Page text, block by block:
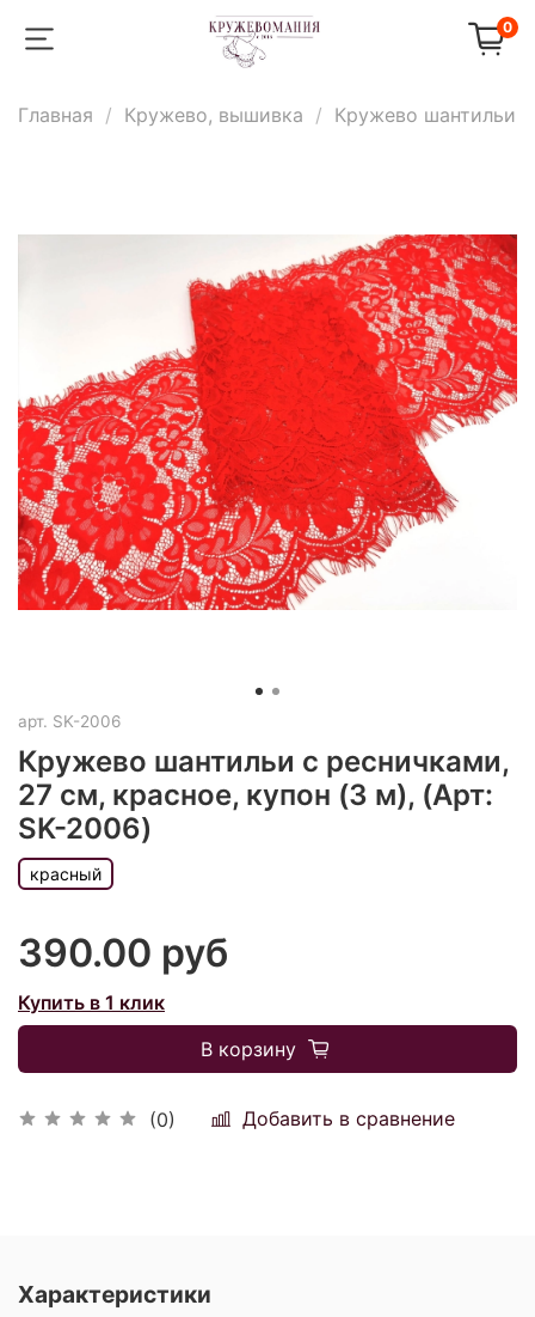
0
Главная Кружево, вышивка Кружево шантильи
арт. SK-2006
Кружево шантильи с ресничками,
27 см, красное, купон (3 м), (Арт:
SK-2006)
(0) Добавить в сравнение
красный
390.00 руб
Купить в 1 клик
В корзину
Характеристики